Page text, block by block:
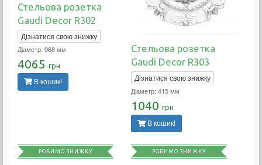
Стельова розетка
Gaudi Decor R302
Дізнатися свою знижку
Діаметр: 968 мм
4065 грн
В кошик!
Стельова розетка
Gaudi Decor R303
Дізнатися свою знижку
Діаметр: 415 мм
1040 грн
В кошик!
РОБИМО ЗНИЖКУ РОБИМО ЗНИЖКУ